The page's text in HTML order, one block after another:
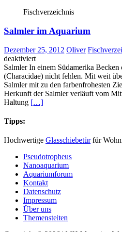
Fischverzeichnis
Salmler im Aquarium
Dezember 25, 2012 Oliver
deaktiviertfür
Salmler
im
Aquarium
Salmler In einem Südamerika
(Characidae) nicht fehlen. Mit weit
Salmler mit zu den farbenfrohesten
Herkunft der Salmler verläuft vom
Haltung […]
Tipps:
Hochwertige Glasschiebetürfür
Pseudotropheus
Nanoaquarium
Aquariumforum
Kontakt
Datenschutz
Impressum
Über uns
Themensteiten